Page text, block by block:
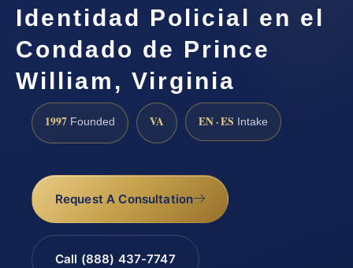
Identidad Policial en el
Condado de Prince
William, Virginia
1997 Founded VA EN · ES Intake
Request A Consultation
Call (888) 437-7747